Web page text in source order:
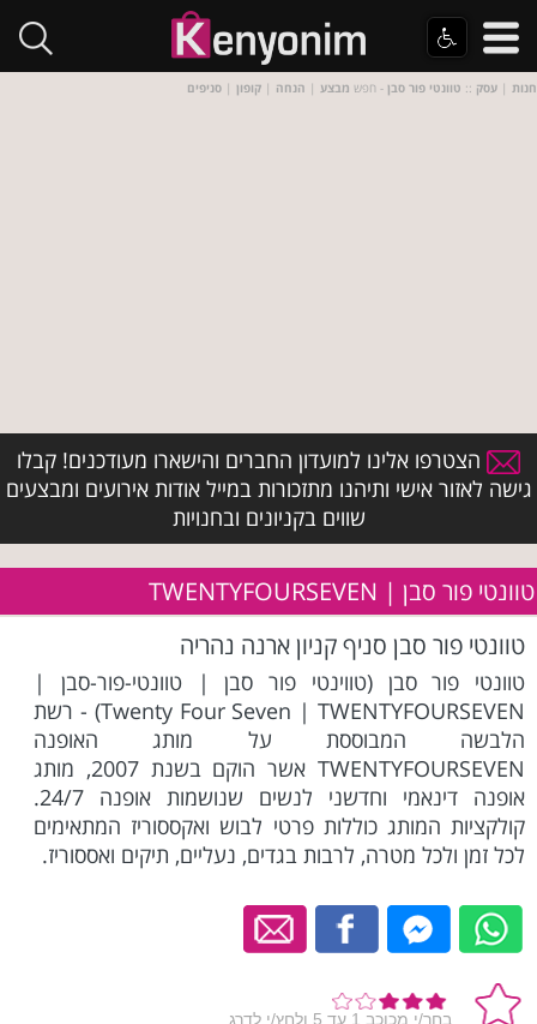
חנות | עסק :: טוונטי פור סבן - חפש מבצע | הנחה | קופון | סניפים
הצטרפו אלינו למועדון החברים והישארו מעודכנים! קבלו
גישה לאזור אישי ותיהנו מתזכורות במייל אודות אירועים ומבצעים
שווים בקניונים ובחנויות
טוונטי פור סבן | TWENTYFOURSEVEN
טוונטי פור סבן סניף קניון ארנה נהריה
טוונטי פור סבן (טווינטי פור סבן | טוונטי-פור-סבן |
Twenty Four Seven | TWENTYFOURSEVEN) - רשת
הלבשה המבוססת על מותג האופנה
TWENTYFOURSEVEN אשר הוקם בשנת 2007, מותג
אופנה דינאמי וחדשני לנשים שנושמות אופנה 24/7.
קולקציות המותג כוללות פרטי לבוש ואקססוריז המתאימים
לכל זמן ולכל מטרה, לרבות בגדים, נעליים, תיקים ואססוריז.